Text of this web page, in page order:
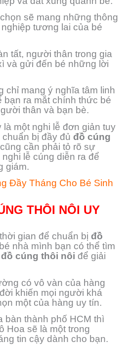
sẽ mang những thông
tương lai của bé
tất, người thân trong gia
và gửi đến bé những lời
chỉ mang ý nghĩa tâm linh
bạn ra mắt chính thức bé
thân và bạn bè.
là một nghi lễ đơn giản tuy
bị đầy đủ đồ cúng
cần phải tỏ rõ sự
lễ cúng diễn ra để
giám.
Đầy Tháng Cho Bé Sinh
THÔI NÔI UY
gian để chuẩn bị đồ
nhà mình bạn có thể tìm
đồ cúng thôi nôi để giải
có vô vàn của hàng
khiến mọi người khá
một của hàng uy tín.
bàn thành phố HCM thì
Hoa sẽ là một trong
tin cậy dành cho bạn.